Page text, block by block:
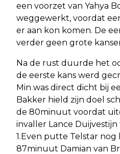
een voorzet van Yahya
weggewerkt, voordat
er aan kon komen. De
verder geen grote
Na de rust duurde het
de eerste kans werd
Min was direct dicht bij
Bakker hield zijn doel
de 80minuut voordat
invaller Lance
1.Even putte Telstar nog
87minuut Damian van